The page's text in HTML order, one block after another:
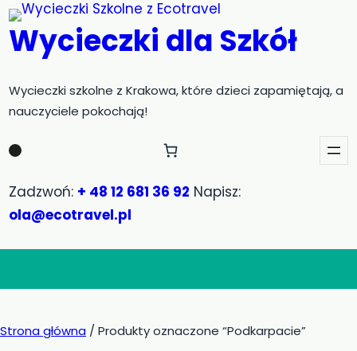
Przejdź
do
treści
Wycieczki dla Szkół
Wycieczki szkolne z Krakowa, które dzieci zapamiętają, a
nauczyciele pokochają!
Zadzwoń: + 48 12 681 36 92 Napisz:
ola@ecotravel.pl
Strona główna / Produkty oznaczone “Podkarpacie”